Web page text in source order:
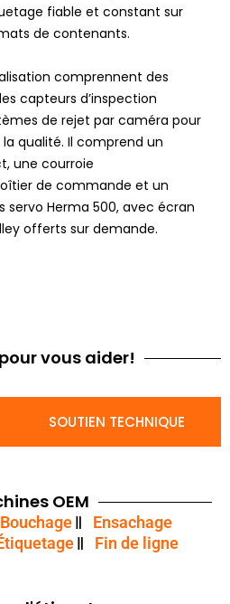
fiable et constant sur
de contenants.
comprennent des
capteurs d’inspection
de rejet par caméra pour
qualité. Il comprend un
une courroie
de commande et un
servo Herma 500, avec écran
offerts sur demande.
vous aider!
SOUTIEN TECHNIQUE
OEM
Bouchage
Ensachage
Fin de ligne